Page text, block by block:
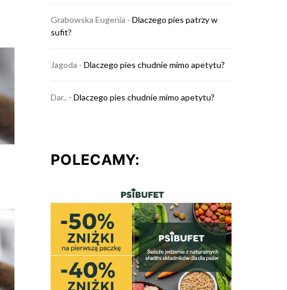
Grabowska Eugenia - Dlaczego pies patrzy w
sufit?
Jagoda - Dlaczego pies chudnie mimo apetytu?
Dar.. - Dlaczego pies chudnie mimo apetytu?
POLECAMY: